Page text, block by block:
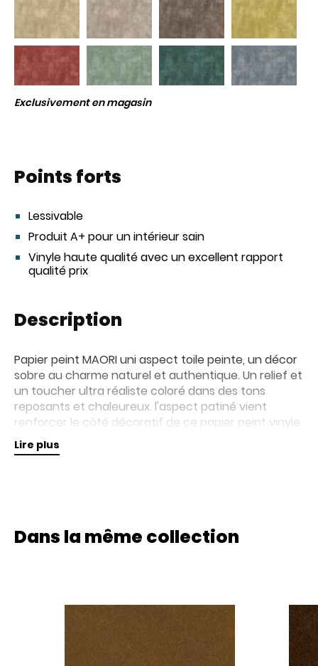
Exclusivement en magasin
Points forts
Lessivable
Produit A+ pour un intérieur sain
Vinyle haute qualité avec un excellent rapport
qualité prix
Description
Papier peint MAORI uni aspect toile peinte, un décor
sobre au charme naturel et authentique. Un relief et
un toucher ultra réaliste coloré dans des tons
reposants et chaleureux. l'aspect patiné vient
renforcer le côté décoratif de ce papier peint vinyle
lessivable, résistant à la lumière et facile à poser
grâce à son support intissé.
Lire plus
Dans la même collection